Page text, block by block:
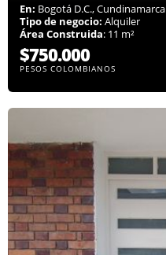
En: Bogotá D.C., Cundinamarca
Tipo de negocio: Alquiler
Área Construida: 11 m²
$750.000
PESOS COLOMBIANOS